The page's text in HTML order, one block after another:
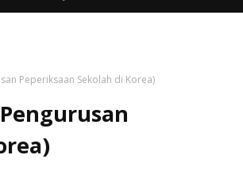
Peperiksaan Sekolah di Korea)